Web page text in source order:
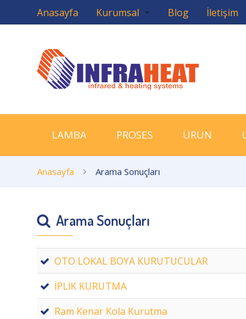
Anasayfa Kurumsal Blog İletişim
LAMBA PROSES ÜRÜN
Anasayfa Arama Sonuçları
Arama Sonuçları
OTO LOKAL BOYA KURUTUCULAR
İPLİK KURUTMA
Ram Kenar Kola Kurutma